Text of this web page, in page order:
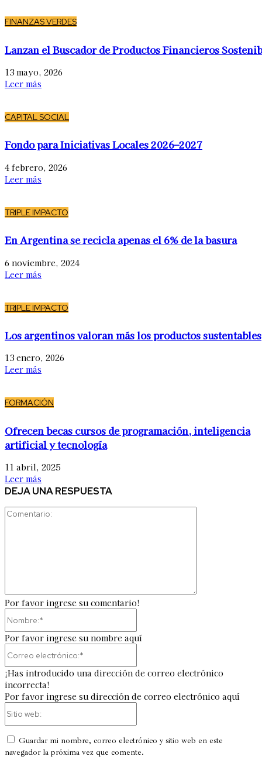
FINANZAS VERDES
Lanzan el Buscador de Productos Financieros
13 mayo, 2026
Leer más
CAPITAL SOCIAL
Fondo para Iniciativas Locales 2026–2027
4 febrero, 2026
Leer más
TRIPLE IMPACTO
En Argentina se recicla apenas el 6% de la basura
6 noviembre, 2024
Leer más
TRIPLE IMPACTO
Los argentinos valoran más los productos sustentables
13 enero, 2026
Leer más
FORMACIÓN
Ofrecen becas cursos de programación, inteligencia
artificial y tecnología
11 abril, 2025
Leer más
DEJA UNA RESPUESTA
Por favor ingrese su comentario!
Por favor ingrese su nombre aquí
¡Has introducido una dirección de correo electrónico
incorrecta!
Por favor ingrese su dirección de correo electrónico aquí
Guardar mi nombre, correo electrónico y sitio web en este
navegador la próxima vez que comente.